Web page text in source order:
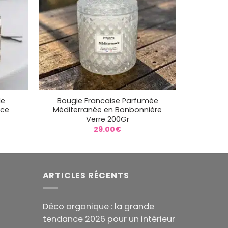
+
Bougie Francaise Parfumée
Méditerranée en Bonbonnière
Verre 200Gr
29.00€
ARTICLES RÉCENTS
Déco organique : la grande
tendance 2026 pour un intérieur